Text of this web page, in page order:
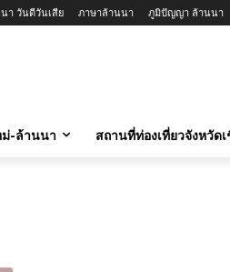
า วันดีวันเสีย ภาษาล้านนา ภูมิปัญญา ล้านนา
ม่-ล้านนา สถานที่ท่องเที่ยวจังหวัด